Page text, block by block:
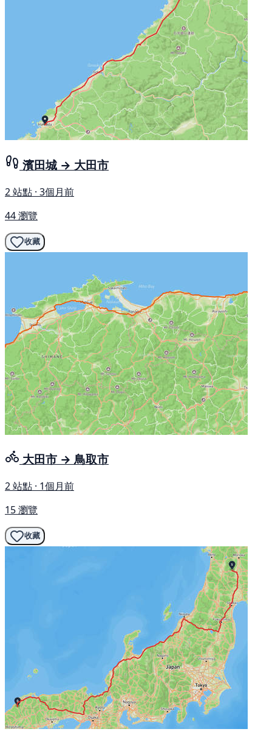
濱田城 → 大田市
2 站點 · 3個月前
44 瀏覽
收藏
大田市 → 鳥取市
2 站點 · 1個月前
15 瀏覽
收藏